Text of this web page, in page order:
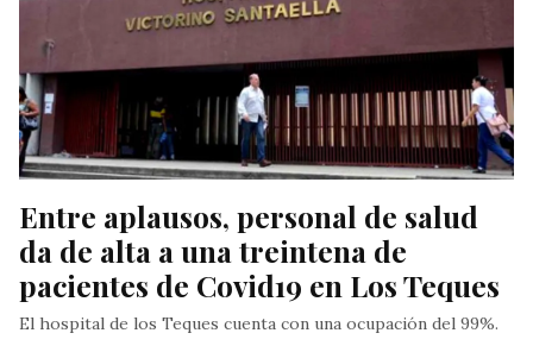
Entre aplausos, personal de salud
da de alta a una treintena de
pacientes de Covid19 en Los Teques
El hospital de los Teques cuenta con una ocupación del 99%.